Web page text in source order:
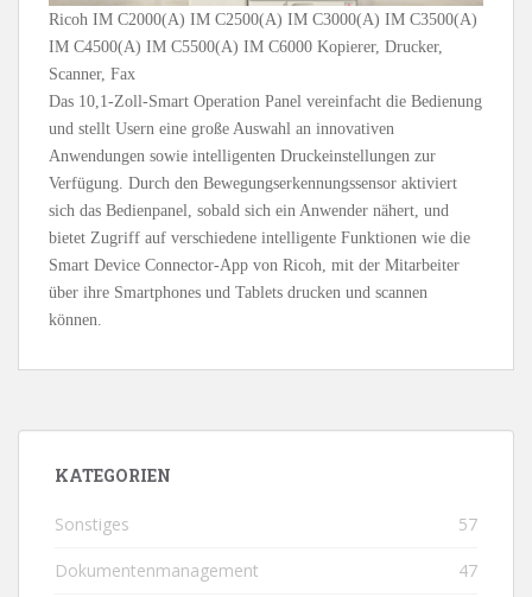
Ricoh IM C2000(A) IM C2500(A) IM C3000(A) IM C3500(A)
IM C4500(A) IM C5500(A) IM C6000 Kopierer, Drucker,
Scanner, Fax
Das 10,1-Zoll-Smart Operation Panel vereinfacht die Bedienung
und stellt Usern eine große Auswahl an innovativen
Anwendungen sowie intelligenten Druckeinstellungen zur
Verfügung. Durch den Bewegungserkennungssensor aktiviert
sich das Bedienpanel, sobald sich ein Anwender nähert, und
bietet Zugriff auf verschiedene intelligente Funktionen wie die
Smart Device Connector-App von Ricoh, mit der Mitarbeiter
über ihre Smartphones und Tablets drucken und scannen
können.
KATEGORIEN
Sonstiges 57
Dokumentenmanagement 47